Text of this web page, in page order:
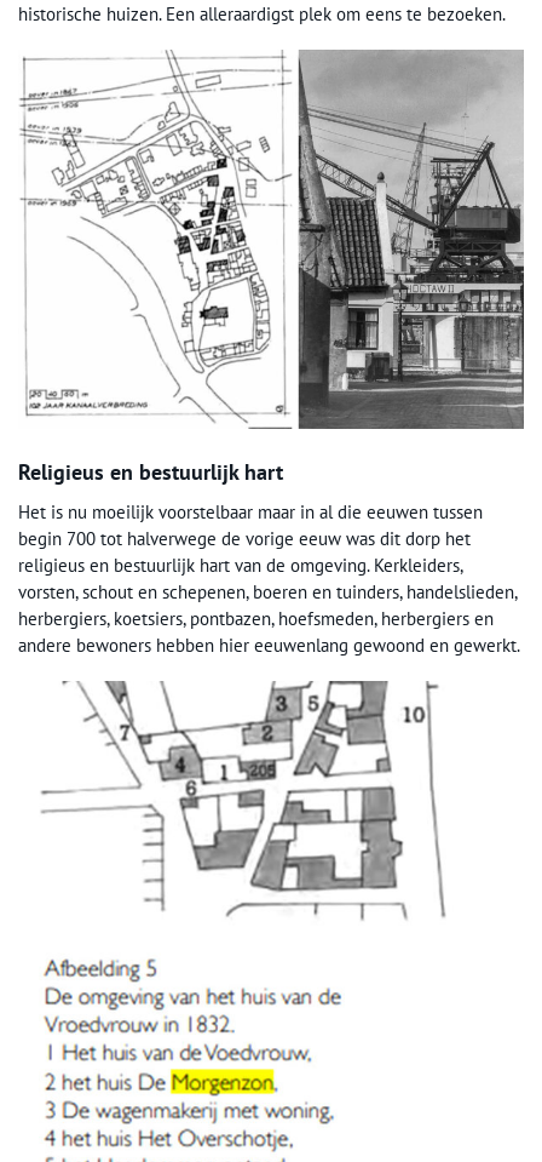
historische huizen. Een alleraardigst plek om eens te bezoeken.
Religieus en bestuurlijk hart
Het is nu moeilijk voorstelbaar maar in al die eeuwen tussen
begin 700 tot halverwege de vorige eeuw was dit dorp het
religieus en bestuurlijk hart van de omgeving. Kerkleiders,
vorsten, schout en schepenen, boeren en tuinders, handelslieden,
herbergiers, koetsiers, pontbazen, hoefsmeden, herbergiers en
andere bewoners hebben hier eeuwenlang gewoond en gewerkt.